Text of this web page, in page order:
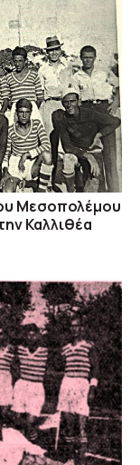
Μεσοπολέμου
Καλλιθέα